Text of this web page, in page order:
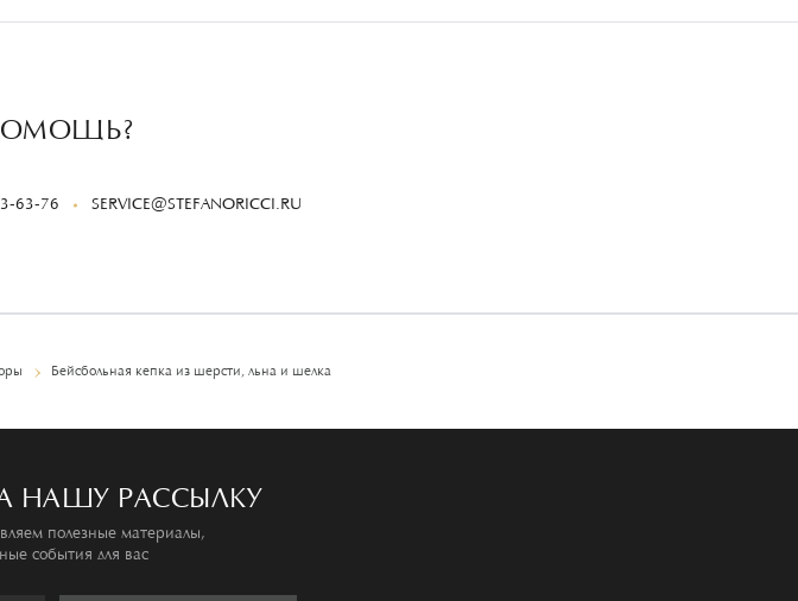
63-76 SERVICE@STEFANORICCI.RU
Бейсбольная кепка из шерсти, льна и шелка
НАШУ РАССЫЛКУ
полезные материалы,
события для вас